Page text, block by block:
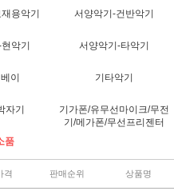
용악기 서양악기-건반악기
악기 서양악기-타악기
이 기타악기
자기
기가폰/유무선마이크/무전
기/메가폰/무선프리젠터
품
격 판매순위 상품명